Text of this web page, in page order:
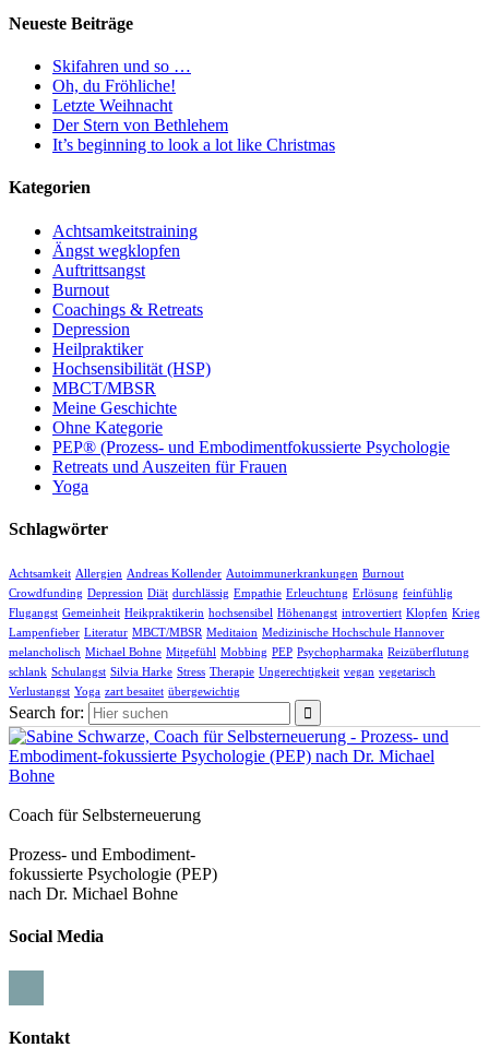
Neueste Beiträge
Skifahren und so …
Oh, du Fröhliche!
Letzte Weihnacht
Der Stern von Bethlehem
It’s beginning to look a lot like Christmas
Kategorien
Achtsamkeitstraining
Ängst wegklopfen
Auftrittsangst
Burnout
Coachings & Retreats
Depression
Heilpraktiker
Hochsensibilität (HSP)
MBCT/MBSR
Meine Geschichte
Ohne Kategorie
PEP® (Prozess- und Embodimentfokussierte Psychologie
Retreats und Auszeiten für Frauen
Yoga
Schlagwörter
Achtsamkeit Allergien Andreas Kollender Autoimmunerkrankungen Burnout
Crowdfunding Depression Diät durchlässig Empathie Erleuchtung Erlösung feinfühlig
Flugangst Gemeinheit Heikpraktikerin hochsensibel Höhenangst introvertiert Klopfen Krieg
Lampenfieber Literatur MBCT/MBSR Meditaion Medizinische Hochschule Hannover
melancholisch Michael Bohne Mitgefühl Mobbing PEP Psychopharmaka Reizüberflutung
schlank Schulangst Silvia Harke Stress Therapie Ungerechtigkeit vegan vegetarisch
Verlustangst Yoga zart besaitet übergewichtig
Search for:
Coach für Selbsterneuerung
Prozess- und Embodiment-
fokussierte Psychologie (PEP)
nach Dr. Michael Bohne
Social Media
Kontakt